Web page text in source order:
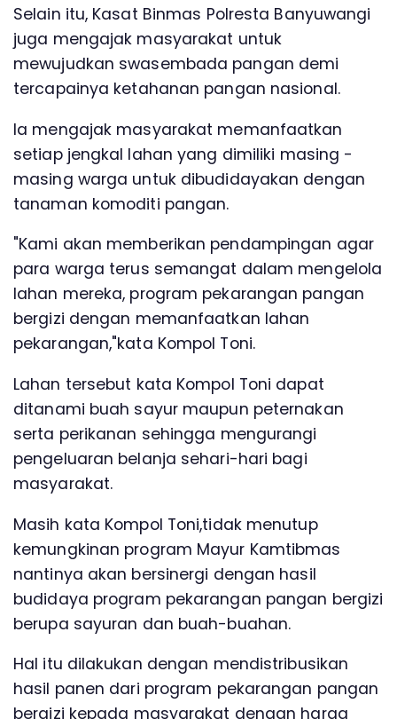
Selain itu, Kasat Binmas Polresta Banyuwangi
juga mengajak masyarakat untuk
mewujudkan swasembada pangan demi
tercapainya ketahanan pangan nasional.
Ia mengajak masyarakat memanfaatkan
setiap jengkal lahan yang dimiliki masing -
masing warga untuk dibudidayakan dengan
tanaman komoditi pangan.
"Kami akan memberikan pendampingan agar
para warga terus semangat dalam mengelola
lahan mereka, program pekarangan pangan
bergizi dengan memanfaatkan lahan
pekarangan,"kata Kompol Toni.
Lahan tersebut kata Kompol Toni dapat
ditanami buah sayur maupun peternakan
serta perikanan sehingga mengurangi
pengeluaran belanja sehari-hari bagi
masyarakat.
Masih kata Kompol Toni,tidak menutup
kemungkinan program Mayur Kamtibmas
nantinya akan bersinergi dengan hasil
budidaya program pekarangan pangan bergizi
berupa sayuran dan buah-buahan.
Hal itu dilakukan dengan mendistribusikan
hasil panen dari program pekarangan pangan
bergizi kepada masyarakat dengan harga